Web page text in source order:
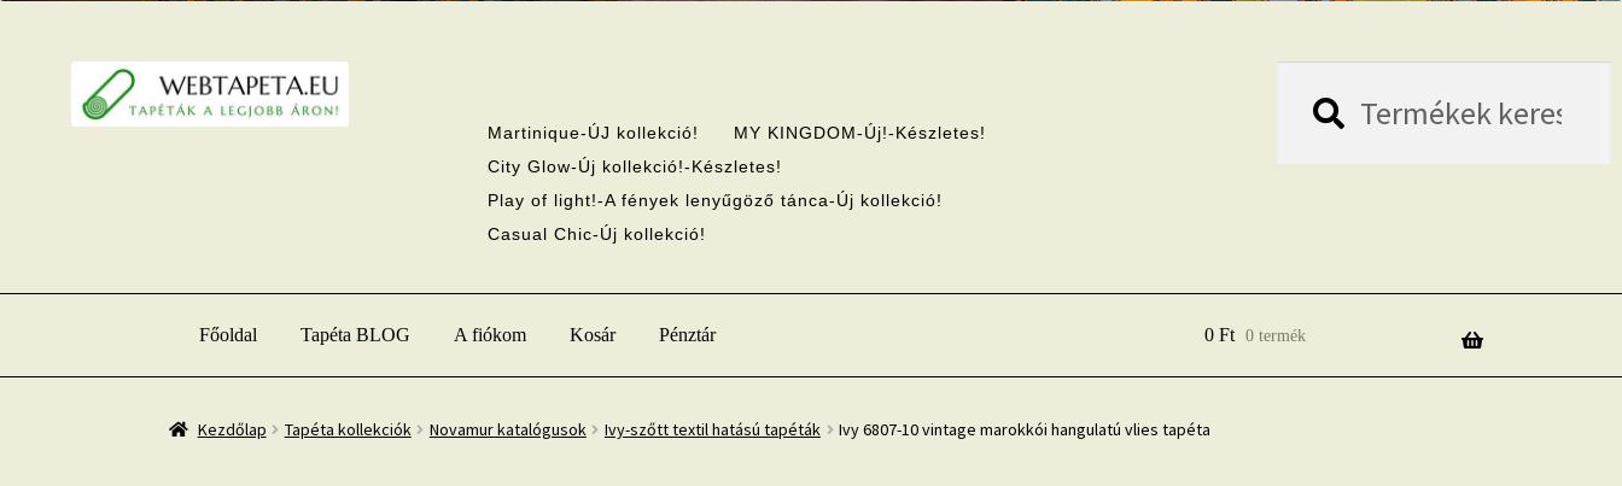
Ugrás
a
navigációhoz
Kilépés
a
tartalomba
Martinique-ÚJ kollekció!
MY KINGDOM-Új!-Készletes!
City Glow-Új kollekció!-Készletes!
Play of light!-A fények lenyűgöző tánca-Új kollekció!
Casual Chic-Új kollekció!
Keresés
következőre:
Főoldal Tapéta BLOG A fiókom Kosár Pénztár 0 Ft 0 termék
Kezdőlap Tapéta kollekciók Novamur katalógusok Ivy-szőtt textil hatású tapéták Ivy 6807-10 vintage marokkói hangulatú vlies tapéta